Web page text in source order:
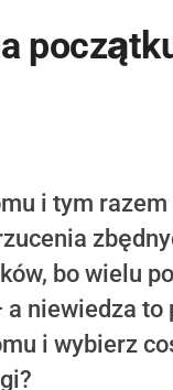
i tym
bo wielu
niewiedza
i wybierz